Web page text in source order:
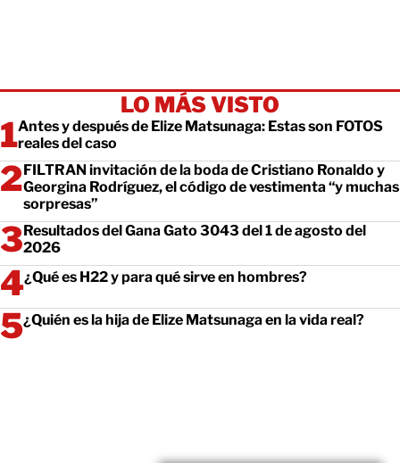
LO MÁS VISTO
Antes y después de Elize Matsunaga: Estas son FOTOS
reales del caso
FILTRAN invitación de la boda de Cristiano Ronaldo y
Georgina Rodríguez, el código de vestimenta “y muchas
sorpresas”
Resultados del Gana Gato 3043 del 1 de agosto del
2026
¿Qué es H22 y para qué sirve en hombres?
¿Quién es la hija de Elize Matsunaga en la vida real?